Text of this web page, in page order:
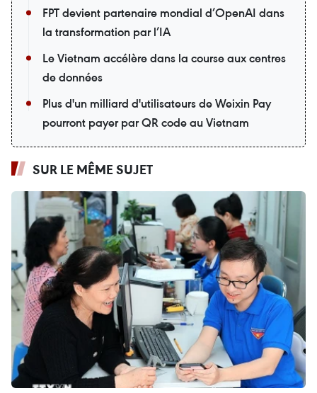
FPT devient partenaire mondial d’OpenAI dans
la transformation par l’IA
Le Vietnam accélère dans la course aux centres
de données
Plus d'un milliard d'utilisateurs de Weixin Pay
pourront payer par QR code au Vietnam
SUR LE MÊME SUJET